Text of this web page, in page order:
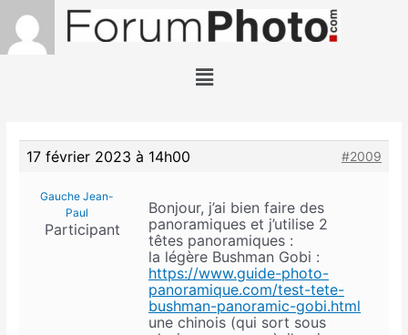
17 février 2023 à 14h00 #2009
Gauche Jean-
Paul
Participant
Bonjour, j’ai bien faire des
panoramiques et j’utilise 2
têtes panoramiques :
la légère Bushman Gobi :
https://www.guide-photo-
panoramique.com/test-tete-
bushman-panoramic-gobi.html
une chinois (qui sort sous